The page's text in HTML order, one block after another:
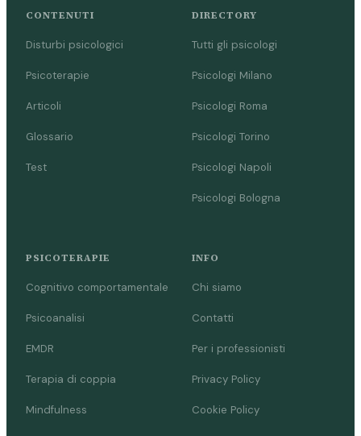
CONTENUTI
Disturbi psicologici
Psicoterapie
Articoli
Glossario
Test
DIRECTORY
Tutti gli psicologi
Psicologi Milano
Psicologi Roma
Psicologi Torino
Psicologi Napoli
Psicologi Bologna
PSICOTERAPIE
Cognitivo comportamentale
Psicoanalisi
EMDR
Terapia di coppia
Mindfulness
INFO
Chi siamo
Contatti
Per i professionisti
Privacy Policy
Cookie Policy